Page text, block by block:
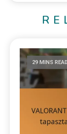
29 MINS READ